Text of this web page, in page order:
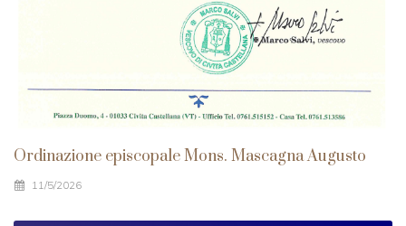
Ordinazione episcopale Mons. Mascagna Augusto
11/5/2026